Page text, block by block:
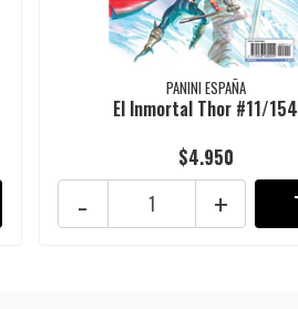
PANINI ESPAÑA
El Inmortal Thor #11/154
$4.950
+
-